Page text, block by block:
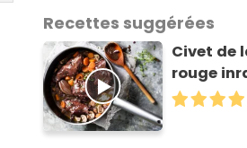
Recettes suggérées
Civet de
rouge